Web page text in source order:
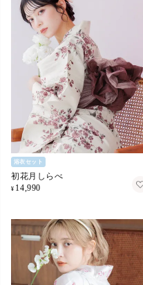
浴衣セット
初花月しらべ
¥ 14,990